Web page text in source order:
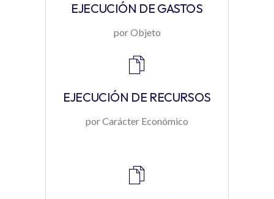
EJECUCIÓN DE GASTOS
por Objeto
EJECUCIÓN DE RECURSOS
por Carácter Económico